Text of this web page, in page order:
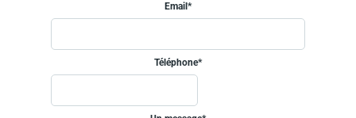
Email*
Téléphone*